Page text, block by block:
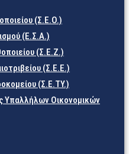
(Σ.Ε.Ο.)
(Ε.Σ.Α.)
(Σ.Ε.Ζ.)
(Σ.Ε.Ε.)
(Σ.Ε.TY.)
Υπαλλήλων Οικονομικών